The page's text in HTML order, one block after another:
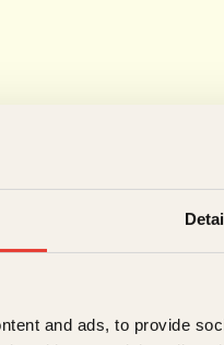
and ads, to provide